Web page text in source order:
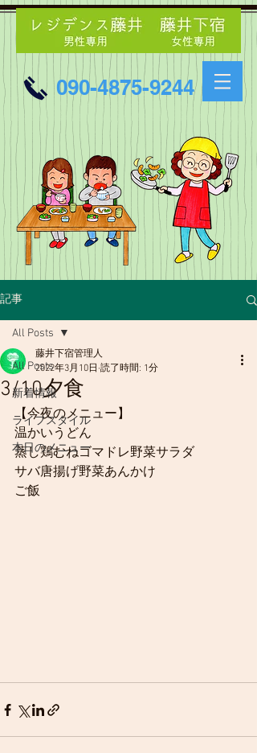
090-4875-9244
記事
All Posts
新着情報
ライフスタイル
本日のメニュー
All Posts
3/10夕食
藤井下宿管理人
2022年3月10日 読了時間: 1分
【今夜のメニュー】
温かいうどん
蒸し鶏むねゴマドレ野菜サラダ
サバ唐揚げ野菜あんかけ
ご飯